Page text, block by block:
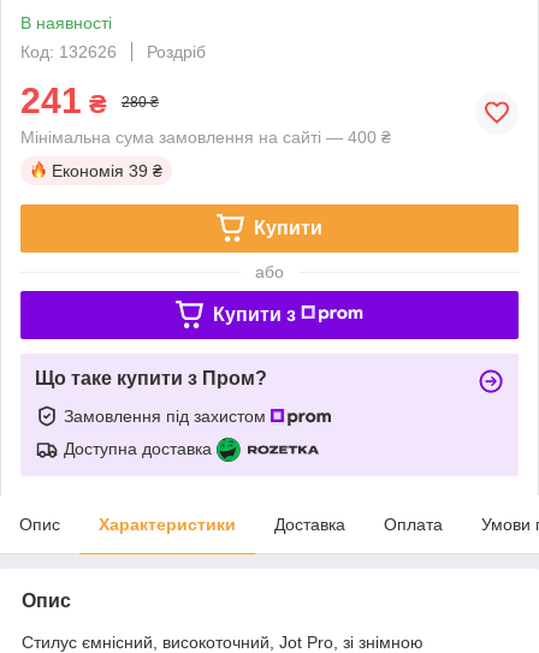
В наявності
Код: 132626
Роздріб
241 ₴ 280 ₴
Мінімальна сума замовлення на сайті — 400 ₴
Економія 39 ₴
Купити
або
Купити з
Що таке купити з Пром?
Замовлення під захистом
Доступна доставка
Опис Характеристики Доставка Оплата Умови
Опис
Стилус ємнісний, високоточний, Jot Pro, зі знімною